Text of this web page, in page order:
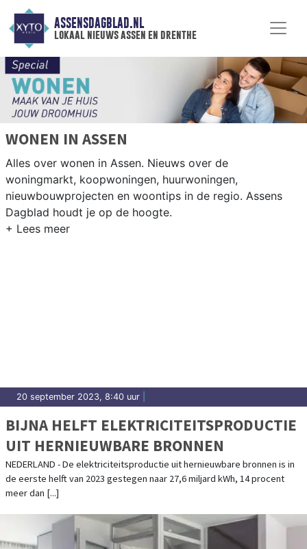
ASSENSDAGBLAD.NL
lokaal nieuws assen en drenthe
WONEN IN ASSEN
Alles over wonen in Assen. Nieuws over de
woningmarkt, koopwoningen, huurwoningen,
nieuwbouwprojecten en woontips in de regio. Assens
Dagblad houdt je op de hoogte.
20 september 2023, 8:40 uur
BIJNA HELFT ELEKTRICITEITSPRODUCTIE
UIT HERNIEUWBARE BRONNEN
NEDERLAND - De elektriciteitsproductie uit hernieuwbare bronnen is in
de eerste helft van 2023 gestegen naar 27,6 miljard kWh, 14 procent
meer dan [...]